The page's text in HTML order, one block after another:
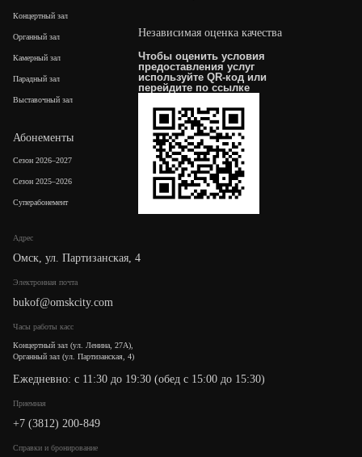
Адрес
Омск, ул. Партизанская, 4
Электронная почта
bukof@omskcity.com
Часы работы касс
Концертный зал (ул. Ленина, 27А),
Органный зал (ул. Партизанская, 4)
Ежедневно: с 11:30 до 19:30 (обед с 15:00 до 15:30)
Приемная
+7 (3812) 200-849
Cправки и бронирование
Концертный зал
Органный зал
Камерный зал
Парадный зал
Выставочный зал
Абонементы
Сезон 2026–2027
Сезон 2025–2026
Суперабонемент
Независимая оценка качества
Чтобы оценить условия
предоставления услуг
используйте QR-код или
перейдите по ссылке